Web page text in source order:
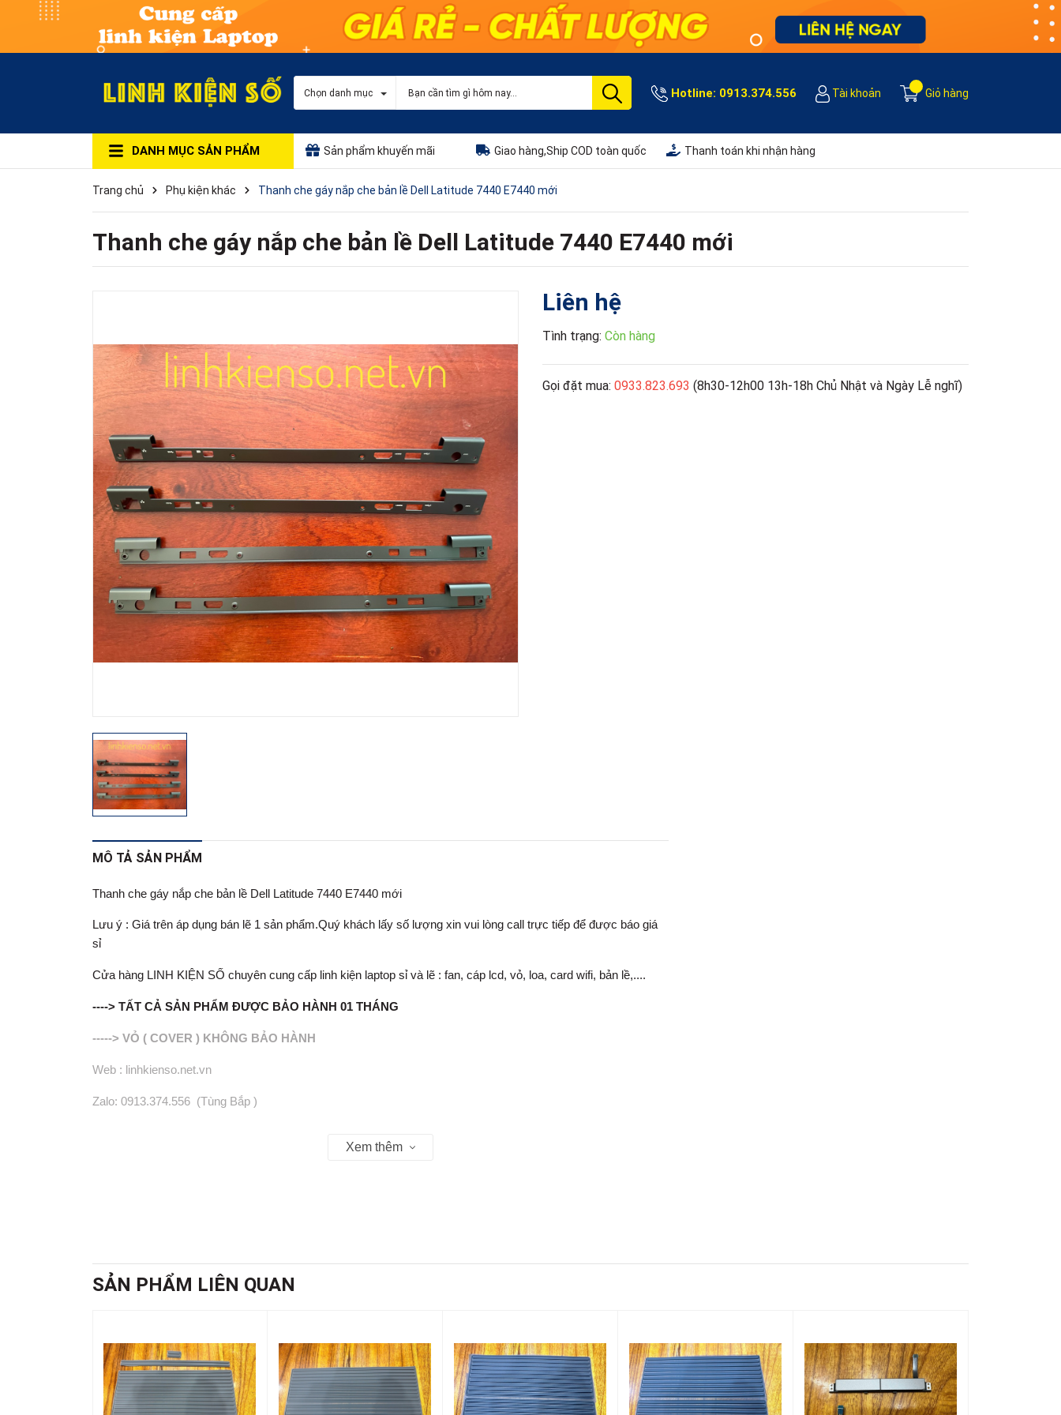
Chọn danh mục Hotline: 0913.374.556 Tài khoản Giỏ hàng
DANH MỤC SẢN PHẨM Sản phẩm khuyến mãi Giao hàng,Ship COD toàn quốc Thanh toán khi nhận hàng
Trang chủ Phụ kiện khác Thanh che gáy nắp che bản lề Dell Latitude 7440 E7440 mới
Thanh che gáy nắp che bản lề Dell Latitude 7440 E7440 mới
Liên hệ
Tình trạng: Còn hàng
Gọi đặt mua: 0933.823.693 (8h30-12h00 13h-18h Chủ Nhật và Ngày Lễ nghĩ)
MÔ TẢ SẢN PHẨM
Thanh che gáy nắp che bản lề Dell Latitude 7440 E7440 mới
Lưu ý : Giá trên áp dụng bán lẽ 1 sản phẩm.Quý khách lấy số lượng xin vui lòng call trực tiếp để được báo giá
sỉ
Cửa hàng LINH KIỆN SỐ chuyên cung cấp linh kiện laptop sỉ và lẽ : fan, cáp lcd, vỏ, loa, card wifi, bản lề,....
----> TẤT CẢ SẢN PHẨM ĐƯỢC BẢO HÀNH 01 THÁNG
-----> VỎ ( COVER ) KHÔNG BẢO HÀNH
Web : linhkienso.net.vn
Zalo: 0913.374.556 (Tùng Bắp )
Xem thêm
SẢN PHẨM LIÊN QUAN